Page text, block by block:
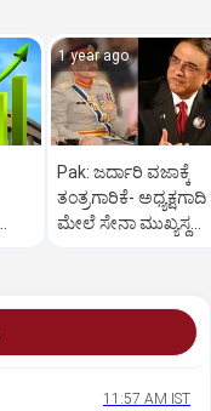
1 year ago
Pak: ಜರ್ದಾರಿ ವಜಾಕ್ಕೆ
ತಂತ್ರಗಾರಿಕೆ- ಅಧ್ಯಕ್ಷಗಾದಿ
ಮೇಲೆ ಸೇನಾ ಮುಖ್ಯಸ್ಥ
11:57 AM IST